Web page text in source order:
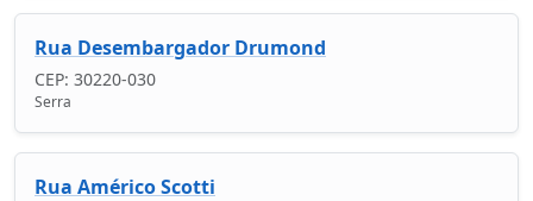
Rua Desembargador Drumond
CEP: 30220-030
Serra
Rua Américo Scotti